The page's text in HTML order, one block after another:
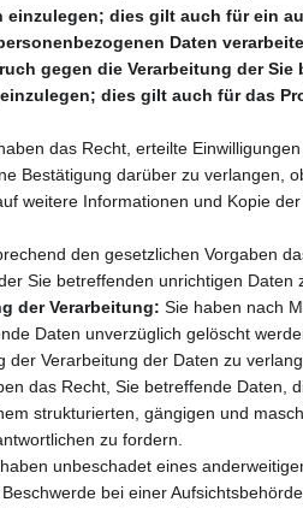
einzulegen; dies gilt auch für ein
Daten
gegen die Verarbeitung der
dies gilt auch für das
das Recht, erteilte
Bestätigung darüber zu verlangen,
weitere Informationen und Kopie
den gesetzlichen Vorgaben
Sie betreffenden unrichtigen Daten
der Verarbeitung: Sie haben nach
Daten unverzüglich gelöscht
Verarbeitung der Daten zu
das Recht, Sie betreffende Daten,
strukturierten, gängigen und
zu fordern.
unbeschadet eines
bei einer